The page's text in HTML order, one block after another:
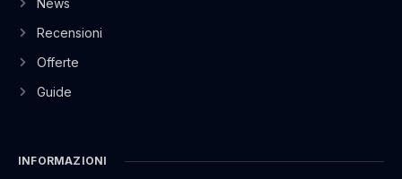
News
Recensioni
Offerte
Guide
INFORMAZIONI